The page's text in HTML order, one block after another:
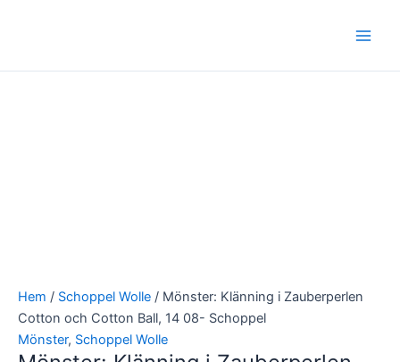
Hem / Schoppel Wolle / Mönster: Klänning i Zauberperlen
Cotton och Cotton Ball, 14 08- Schoppel
Mönster, Schoppel Wolle